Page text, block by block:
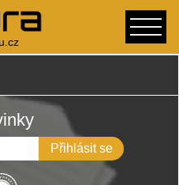
Přihlásit se